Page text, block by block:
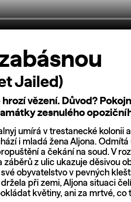
Jailed)
vězení. Důvod?
zesnulého
umírá v trestanecké kolonii
i mladá žena Aljona.
a čekání na soud. V
záběrů z ulic ukazuje děsivou
obyvatelstvo v pevných
při zemi, Aljona situaci
květiny, ani za mrtvé, co